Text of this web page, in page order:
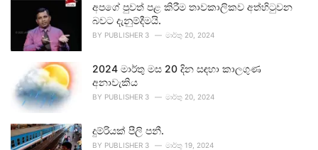
අපගේ පුවත් පළ කිරීම තාවකාලිකව අත්හිටුවන
බවට දැනුම්දීමයි.
BY PUBLISHER 3 මාර්තු 20, 2024
2024 මාර්තු මස 20 දින සඳහා කාලගුණ
අනාවැකිය
BY PUBLISHER 3 මාර්තු 20, 2024
දුම්රියක් පීලි පනී.
BY PUBLISHER 3 මාර්තු 19, 2024